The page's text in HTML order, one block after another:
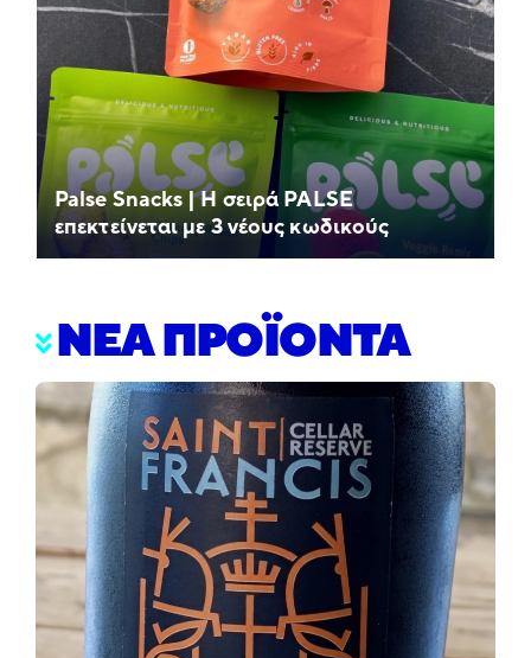
Palse Snacks | Η σειρά PALSE
επεκτείνεται με 3 νέους κωδικούς
ΝΕΑ ΠΡΟΪΟΝΤΑ